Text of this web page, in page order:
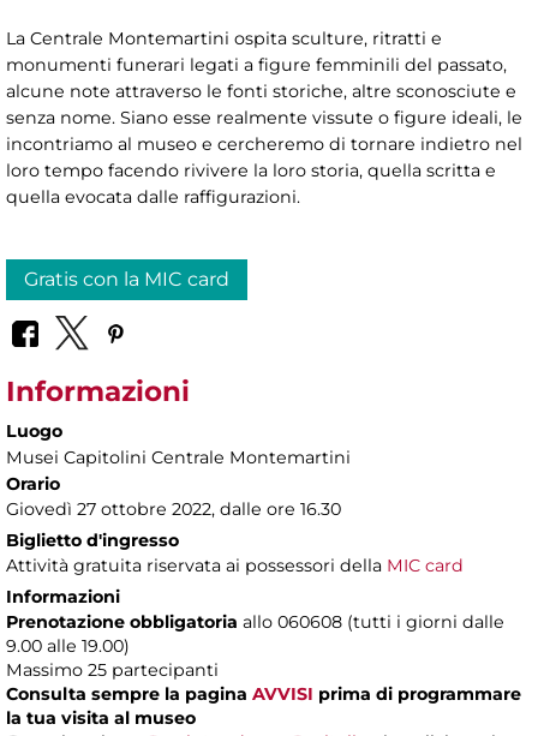
La Centrale Montemartini ospita sculture, ritratti e
monumenti funerari legati a figure femminili del passato,
alcune note attraverso le fonti storiche, altre sconosciute e
senza nome. Siano esse realmente vissute o figure ideali, le
incontriamo al museo e cercheremo di tornare indietro nel
loro tempo facendo rivivere la loro storia, quella scritta e
quella evocata dalle raffigurazioni.
Gratis con la MIC card
Informazioni
Luogo
Musei Capitolini Centrale Montemartini
Orario
Giovedì 27 ottobre 2022, dalle ore 16.30
Biglietto d'ingresso
Attività gratuita riservata ai possessori della MIC card
Informazioni
Prenotazione obbligatoria allo 060608 (tutti i giorni dalle
9.00 alle 19.00)
Massimo 25 partecipanti
Consulta sempre la pagina AVVISI prima di programmare
la tua visita al museo